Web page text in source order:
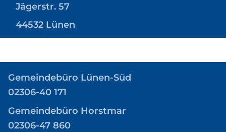
Jägerstr. 57
44532 Lünen
Gemeindebüro Lünen-Süd
02306-40 171
Gemeindebüro Horstmar
02306-47 860